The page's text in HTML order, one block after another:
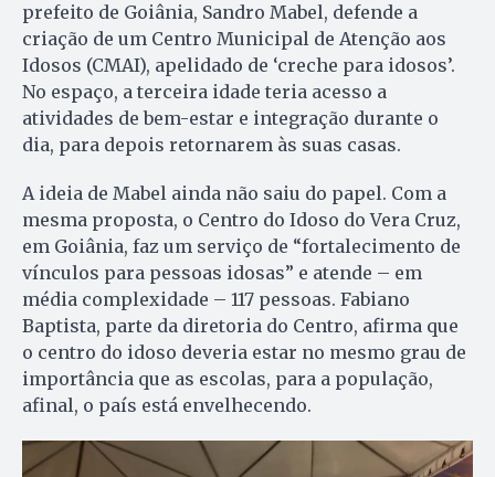
prefeito de Goiânia, Sandro Mabel, defende a
criação de um Centro Municipal de Atenção aos
Idosos (CMAI), apelidado de ‘creche para idosos’.
No espaço, a terceira idade teria acesso a
atividades de bem-estar e integração durante o
dia, para depois retornarem às suas casas.
A ideia de Mabel ainda não saiu do papel. Com a
mesma proposta, o Centro do Idoso do Vera Cruz,
em Goiânia, faz um serviço de “fortalecimento de
vínculos para pessoas idosas” e atende – em
média complexidade – 117 pessoas. Fabiano
Baptista, parte da diretoria do Centro, afirma que
o centro do idoso deveria estar no mesmo grau de
importância que as escolas, para a população,
afinal, o país está envelhecendo.